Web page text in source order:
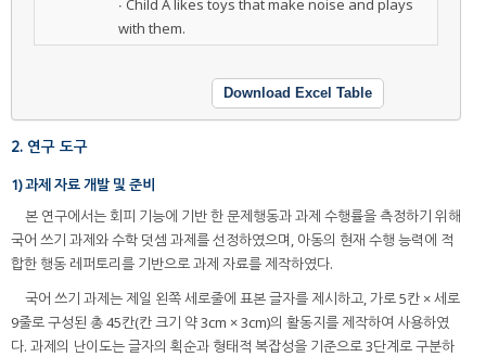
∙ Child A likes toys that make noise and plays
with them.
Download Excel Table
2. 연구 도구
1) 과제 자료 개발 및 준비
본 연구에서는 회피 기능에 기반 한 문제행동과 과제 수행률을 측정하기 위해
국어 쓰기 과제와 수학 덧셈 과제를 선정하였으며, 아동의 현재 수행 능력에 적
합한 행동 레퍼토리를 기반으로 과제 자료를 제작하였다.
국어 쓰기 과제는 제일 왼쪽 세로줄에 표본 글자를 제시하고, 가로 5칸 × 세로
9줄로 구성된 총 45칸(칸 크기 약 3cm × 3cm)의 활동지를 제작하여 사용하였
다. 과제의 난이도는 글자의 획순과 형태적 복잡성을 기준으로 3단계로 구분하